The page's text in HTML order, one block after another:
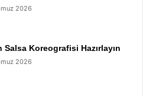
2026
Koreografisi Hazırlayın
2026